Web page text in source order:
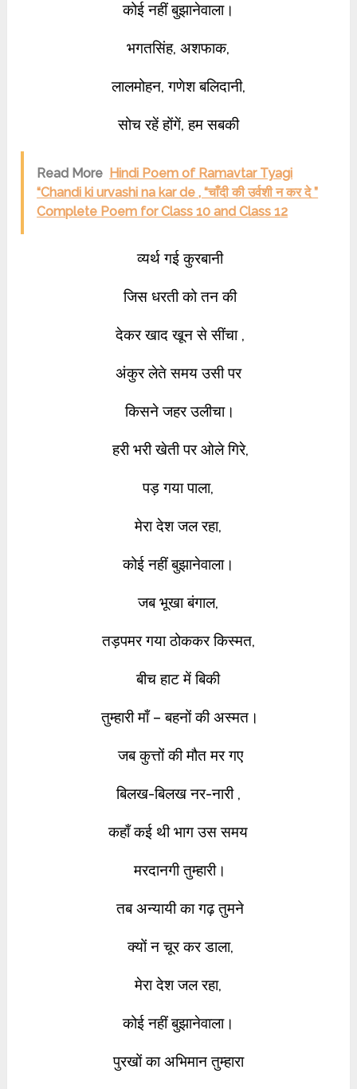
कोई नहीं बुझानेवाला।
भगतसिंह,अशफाक,
लालमोहन, गणेश बलिदानी,
सोच रहें होंगें, हम सबकी
Read More Hindi Poem of Ramavtar Tyagi
“Chandi ki urvashi na kar de , “चाँदी की उर्वशी न कर दे ”
Complete Poem for Class 10 and Class 12
व्यर्थ गई कुरबानी
जिस धरती को तन की
देकर खाद खून से सींचा ,
अंकुर लेते समय उसी पर
किसने जहर उलीचा।
हरी भरी खेती पर ओले गिरे,
पड़ गया पाला,
मेरा देश जल रहा,
कोई नहीं बुझानेवाला।
जब भूखा बंगाल,
तड़पमर गया ठोककर किस्मत,
बीच हाट में बिकी
तुम्हारी माँ – बहनों की अस्मत।
जब कुत्तों की मौत मर गए
बिलख-बिलख नर-नारी ,
कहाँ कई थी भाग उस समय
मरदानगी तुम्हारी।
तब अन्यायी का गढ़ तुमने
क्यों न चूर कर डाला,
मेरा देशजल रहा,
कोई नहीं बुझानेवाला।
पुरखों का अभिमान तुम्हारा